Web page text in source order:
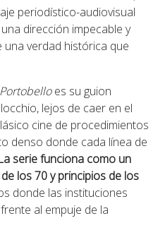
periodístico-audiovisual
dirección impecable y
una verdad histórica que
Portobelloes su guion
lejos de caer en el
cine de procedimientos
denso donde cada línea de
serie funciona como un
los 70 y principios de los
donde las instituciones
al empuje de la